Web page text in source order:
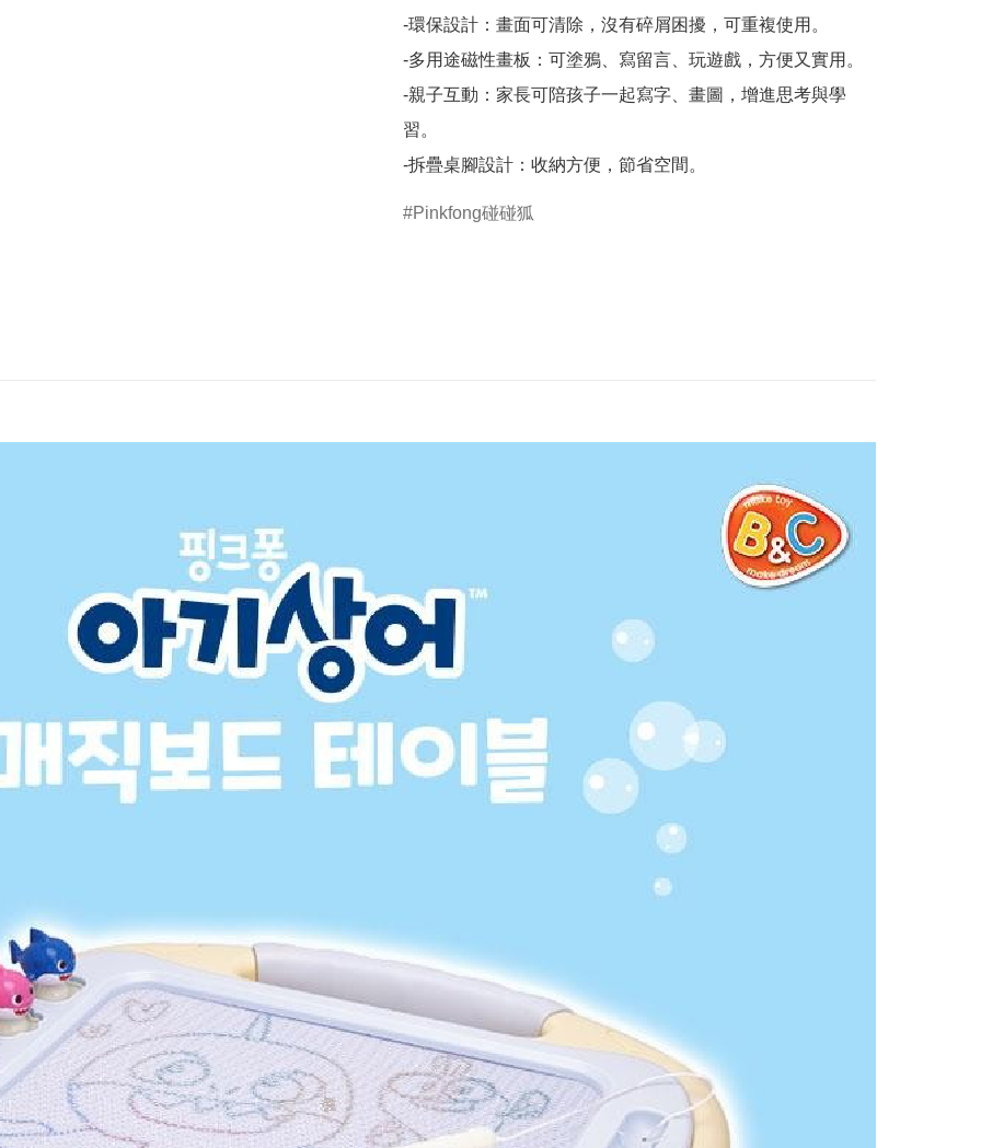
-環保設計：畫面可清除，沒有碎屑困擾，可重複使用。
-多用途磁性畫板：可塗鴉、寫留言、玩遊戲，方便又實用。
-親子互動：家長可陪孩子一起寫字、畫圖，增進思考與學
習。
-拆疊桌腳設計：收納方便，節省空間。
Pinkfong碰碰狐